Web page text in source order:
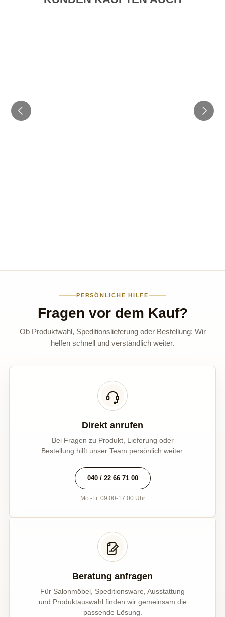
PERSÖNLICHE HILFE
Fragen vor dem Kauf?
Ob Produktwahl, Speditionslieferung oder Bestellung: Wir
helfen schnell und verständlich weiter.
Direkt anrufen
Bei Fragen zu Produkt, Lieferung oder
Bestellung hilft unser Team persönlich weiter.
040 / 22 66 71 00
Mo.-Fr. 09:00-17:00 Uhr
Beratung anfragen
Für Salonmöbel, Speditionsware, Ausstattung
und Produktauswahl finden wir gemeinsam die
passende Lösung.